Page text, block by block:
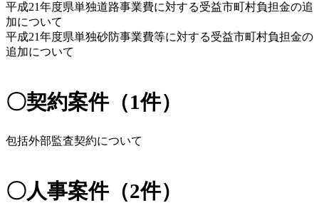
平成21年度県単独道路事業費に対する受益市町村負担金の追
加について
平成21年度県単独砂防事業費等に対する受益市町村負担金の
追加について
〇契約案件（1件）
包括外部監査契約について
〇人事案件（2件）